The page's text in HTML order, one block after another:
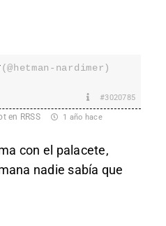
(@hetman-nardimer)
#3020785
en RRSS 1 año hace
con el palacete,
nadie sabía que